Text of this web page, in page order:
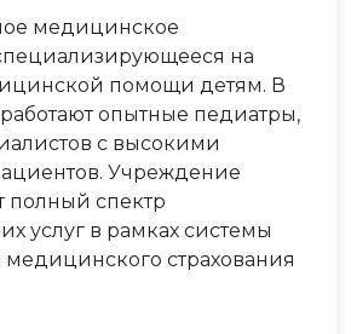
медицинское
на
помощи детям. В
опытные педиатры,
с высокими
Учреждение
полный спектр
услуг в рамках системы
медицинского страхования